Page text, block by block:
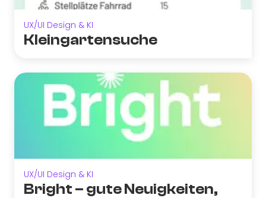
UX/UI Design & KI
Kleingartensuche
UX/UI Design & KI
Bright – gute Neuigkeiten,